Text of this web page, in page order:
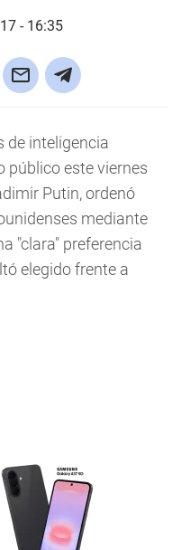
- 16:35
de inteligencia
público este viernes
Putin, ordenó
mediante
"clara" preferencia
elegido frente a